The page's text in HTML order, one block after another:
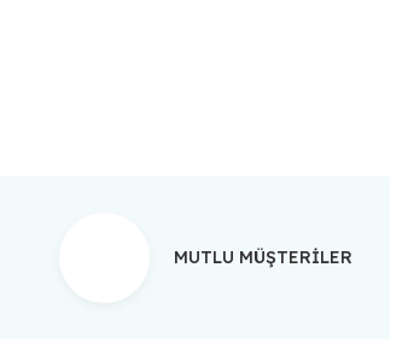
MUTLU MÜŞTERİLER